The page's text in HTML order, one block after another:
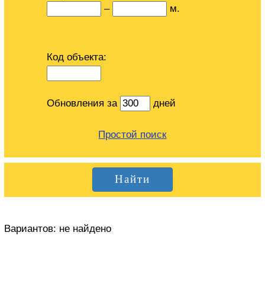
–
м.
Код объекта:
Обновления за дней
Простой поиск
Вариантов: не найдено